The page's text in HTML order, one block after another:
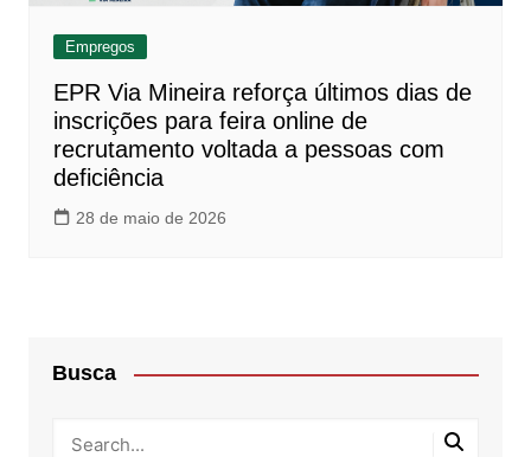
Empregos
EPR Via Mineira reforça últimos dias de
inscrições para feira online de
recrutamento voltada a pessoas com
deficiência
28 de maio de 2026
Busca